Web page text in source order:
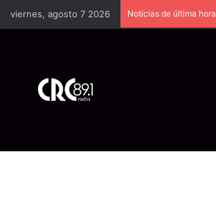
viernes, agosto 7 2026 Noticias de última hora